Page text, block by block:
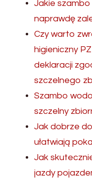
Jakie
naprawdę
Czy warto
higieniczny
deklaracji
szczelnego
Szambo
szczelny
Jak dobrze
ułatwiają
Jak
jazdy